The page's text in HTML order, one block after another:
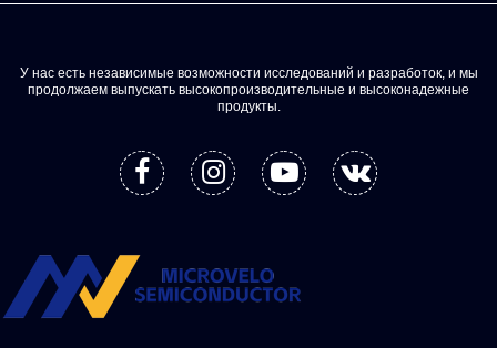
У нас есть независимые возможности исследований и разработок, и мы
продолжаем выпускать высокопроизводительные и высоконадежные
продукты.